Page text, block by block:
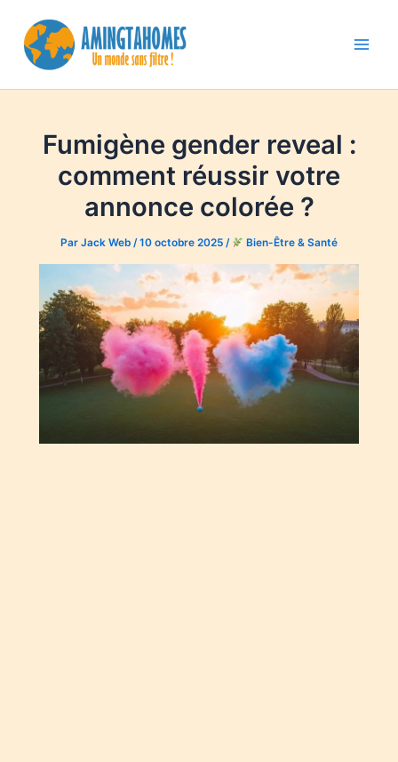
contenu
Fumigène gender reveal :
comment réussir votre
annonce colorée ?
Par Jack Web /10 octobre 2025 / Bien-Être & Santé